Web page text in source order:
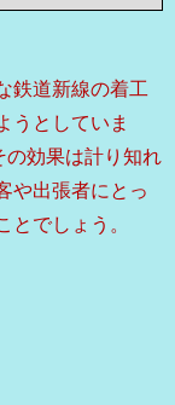
鉄道新線の着工
うとしていま
の効果は計り知れ
や出張者にとっ
とでしょう。